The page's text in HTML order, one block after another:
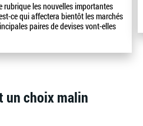
rubrique les nouvelles importantes
ce qui affectera bientôt les marchés
paires de devises vont-elles
un choix malin